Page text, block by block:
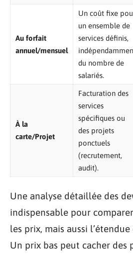
Au forfait
annuel/mensuel
Un coût fixe
un ensemble de
services définis,
du nombre de
salariés.
À la
carte/Projet
Facturation des
services
spécifiques ou
des projets
ponctuels
(recrutement,
audit).
Une analyse détaillée des
indispensable pour
les prix, mais aussi
Un prix bas peut cacher des